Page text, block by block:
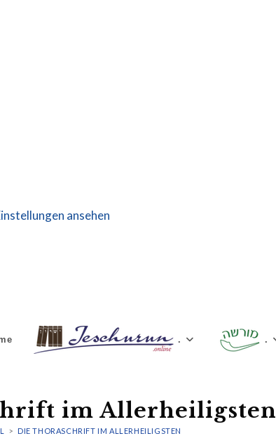
ansehen
. .
im Allerheiligsten
> DIE THORASCHRIFT IM ALLERHEILIGSTEN